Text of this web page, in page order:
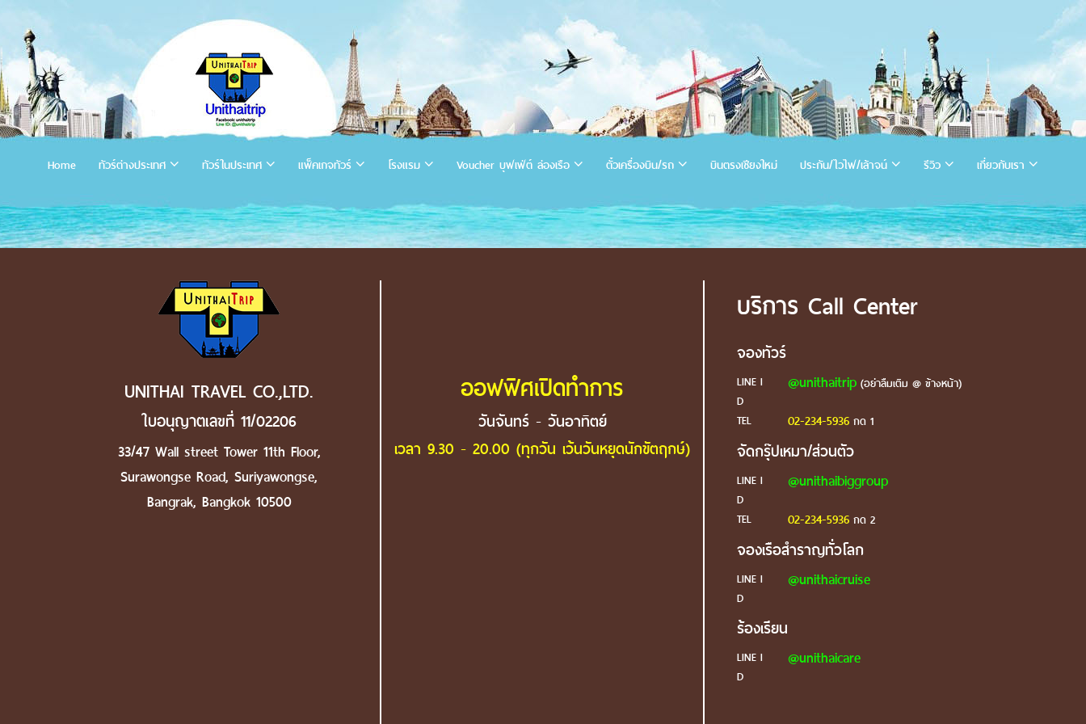
Home ทัวร์ต่างประเทศ ทัวร์ในประเทศ แพ็คเกจทัวร์ โรงแรม Voucher บุฟเฟ่ต์ ล่องเรือ ตั๋วเครื่องบิน/รถ บินตรงเชียงใหม่ ประกัน/ไวไฟ/เล้าจน์ รีวิว เกี่ยวกับเรา
UNITHAI TRAVEL CO.,LTD.
ใบอนุญาตเลขที่ 11/02206
33/47 Wall street Tower 11th Floor,
Surawongse Road, Suriyawongse,
Bangrak, Bangkok 10500
ออฟฟิศเปิดทำการ
วันจันทร์ - วันอาทิตย์
เวลา 9.30 - 20.00 (ทุกวัน เว้นวันหยุดนักขัตฤกษ์)
บริการ Call Center
จองทัวร์
LINE I
D
@unithaitrip(อย่าลืมเติม @ ข้างหน้า)
TEL 02-234-5936กด 1
จัดกรุ๊ปเหมา/ส่วนตัว
LINE I
D
@unithaibiggroup
TEL 02-234-5936กด 2
จองเรือสำราญทั่วโลก
LINE I
D
@unithaicruise
ร้องเรียน
LINE I
D
@unithaicare